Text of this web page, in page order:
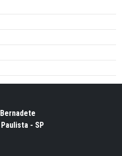
- SP